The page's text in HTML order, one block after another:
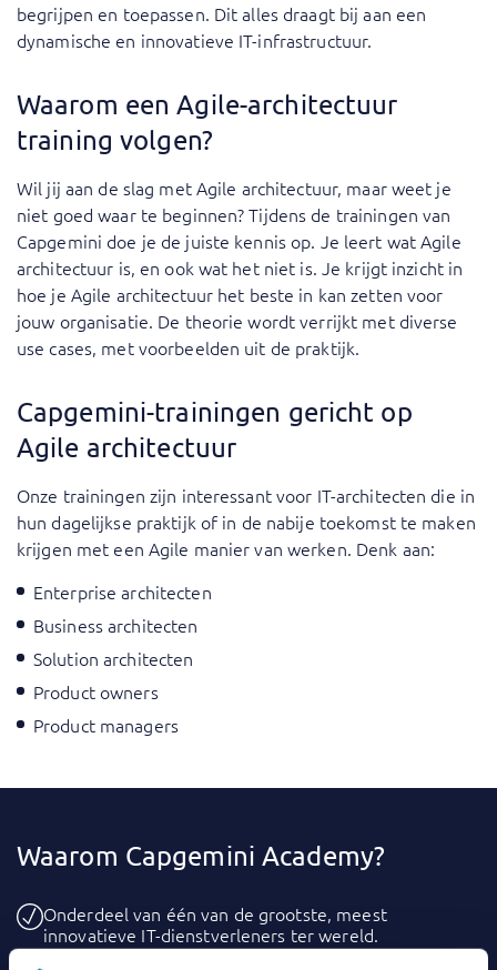
begrijpen en toepassen. Dit alles draagt bij aan een
dynamische en innovatieve IT-infrastructuur.
Waarom een Agile-architectuur
training volgen?
Wil jij aan de slag met Agile architectuur, maar weet je
niet goed waar te beginnen? Tijdens de trainingen van
Capgemini doe je de juiste kennis op. Je leert wat Agile
architectuur is, en ook wat het niet is. Je krijgt inzicht in
hoe je Agile architectuur het beste in kan zetten voor
jouw organisatie. De theorie wordt verrijkt met diverse
use cases, met voorbeelden uit de praktijk.
Capgemini-trainingen gericht op
Agile architectuur
Onze trainingen zijn interessant voor IT-architecten die in
hun dagelijkse praktijk of in de nabije toekomst te maken
krijgen met een Agile manier van werken. Denk aan:
Enterprise architecten
Business architecten
Solution architecten
Product owners
Product managers
Waarom Capgemini Academy?
Onderdeel van één van de grootste, meest
innovatieve IT-dienstverleners ter wereld.